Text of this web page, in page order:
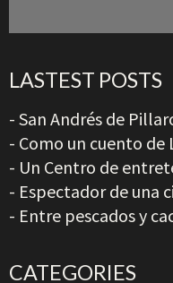
LASTEST POSTS
- San Andrés de
- Como un cuento de
- Un Centro de
- Espectador de una
- Entre pescados y
CATEGORIES